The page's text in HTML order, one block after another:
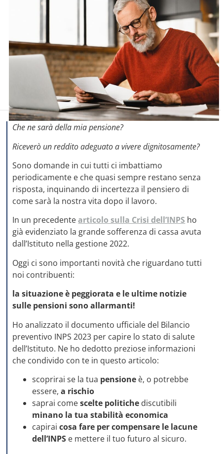
Che ne sarà della mia pensione?
Riceverò un reddito adeguato a vivere dignitosamente?
Sono domande in cui tutti ci imbattiamo
periodicamente e che quasi sempre restano senza
risposta, inquinando di incertezza il pensiero di
come sarà la nostra vita dopo il lavoro.
In un precedentearticolo sulla Crisi dell’INPS ho
già evidenziato la grande sofferenza di cassa avuta
dall’Istituto nella gestione 2022.
Oggi ci sono importanti novità che riguardano tutti
noi contribuenti:
la situazione è peggiorata e le ultime notizie
sulle pensioni sono allarmanti!
Ho analizzato il documento ufficiale del Bilancio
preventivo INPS 2023 per capire lo stato di salute
dell’Istituto. Ne ho dedotto preziose informazioni
che condivido con te in questo articolo:
scoprirai se la tua pensione è, o potrebbe
essere,a rischio
saprai comescelte politiche discutibili
minano la tua stabilità economica
capiraicosa fare per compensare le lacune
dell’INPS e mettere il tuo futuro al sicuro.